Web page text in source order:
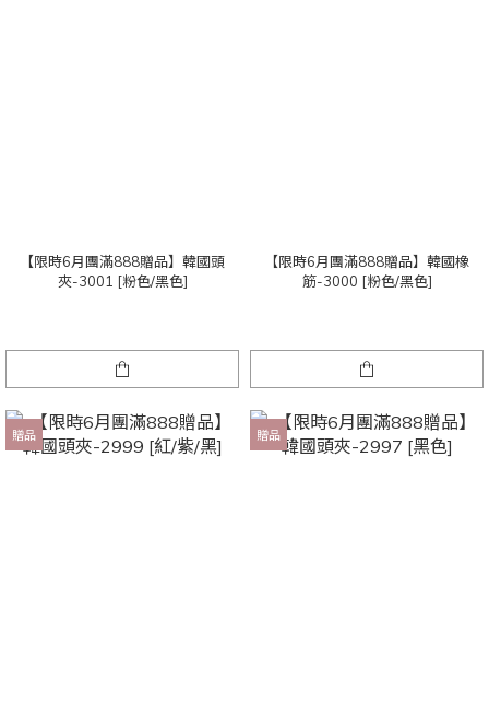
【限時6月團滿888贈品】韓國頭
夾-3001 [粉色/黑色]
【限時6月團滿888贈品】韓國橡
筋-3000 [粉色/黑色]
贈品 贈品